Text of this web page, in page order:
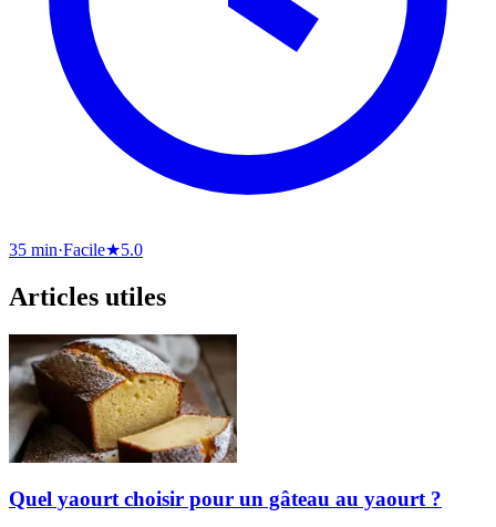
35 min·Facile★5.0
Articles utiles
Quel yaourt choisir pour un gâteau au yaourt ?